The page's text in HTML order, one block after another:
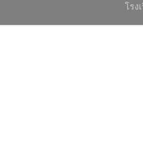
โรง